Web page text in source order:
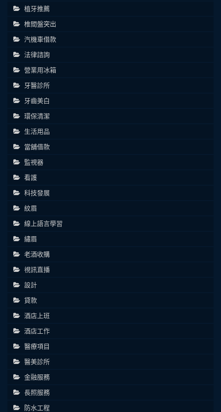
植牙推薦
椎間盤突出
汽機車借款
法律諮詢
營業用冰箱
牙醫診所
牙齒美白
環保清潔
生活用品
當舖借款
監視器
看護
科技發展
紋眉
線上語言學習
繡眉
老酒收購
視訊直播
設計
貸款
酒店上班
酒店工作
醫療項目
醫美診所
金融服務
長照服務
防水工程